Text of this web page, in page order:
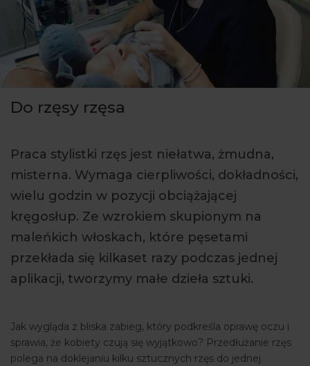
VIDEO
PODCAST
MAGAZYN
O NAS
PRENUMERATA
WYDARZENIA
Do rzęsy rzęsa
Praca stylistki rzęs jest niełatwa, żmudna,
misterna. Wymaga cierpliwości, dokładności,
wielu godzin w pozycji obciążającej
kręgosłup. Ze wzrokiem skupionym na
maleńkich włoskach, które pęsetami
przekłada się kilkaset razy podczas jednej
aplikacji, tworzymy małe dzieła sztuki.
Jak wygląda z bliska zabieg, który podkreśla oprawę oczu i
sprawia, że kobiety czują się wyjątkowo? Przedłużanie rzęs
polega na doklejaniu kilku sztucznych rzęs do jednej